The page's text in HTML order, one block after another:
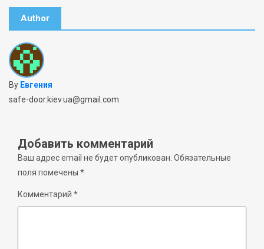
Author
By Евгения
safe-door.kiev.ua@gmail.com
Добавить комментарий
Ваш адрес email не будет опубликован. Обязательные
поля помечены *
Комментарий *